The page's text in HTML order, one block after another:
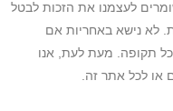
לעצמנו את הזכות לבטל
לא נישא באחריות אם
תקופה. מעת לעת, אנו
או לכל אתר זה.